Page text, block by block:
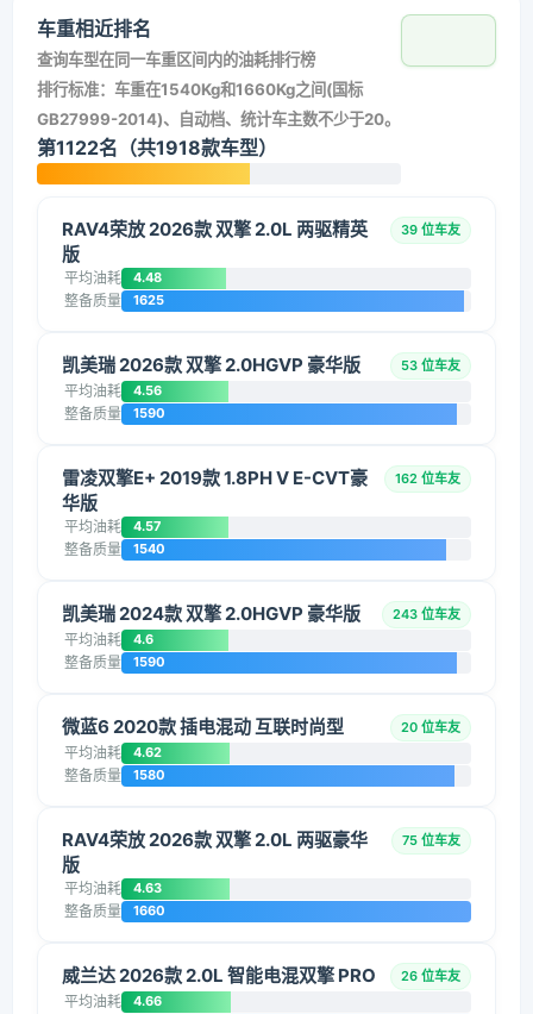
车重相近排名
查询车型在同一车重区间内的油耗排行榜
排行标准：车重在1540Kg和1660Kg之间(国标
GB27999-2014)、自动档、统计车主数不少于20。
第1122名（共1918款车型）
RAV4荣放 2026款 双擎 2.0L 两驱精英
版
39 位车友
平均油耗 4.48
整备质量 1625
凯美瑞 2026款 双擎 2.0HGVP 豪华版 53 位车友
平均油耗 4.56
整备质量 1590
雷凌双擎E+ 2019款 1.8PH V E-CVT豪
华版
162 位车友
平均油耗 4.57
整备质量 1540
凯美瑞 2024款 双擎 2.0HGVP 豪华版 243 位车友
平均油耗 4.6
整备质量 1590
微蓝6 2020款 插电混动 互联时尚型 20 位车友
平均油耗 4.62
整备质量 1580
RAV4荣放 2026款 双擎 2.0L 两驱豪华
版
75 位车友
平均油耗 4.63
整备质量 1660
威兰达 2026款 2.0L 智能电混双擎 PRO 26 位车友
平均油耗 4.66